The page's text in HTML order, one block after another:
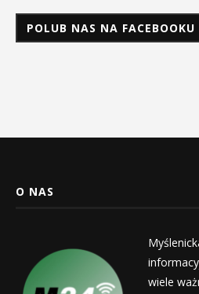
POLUB NAS NA FACEBOOKU
O NAS
wiele